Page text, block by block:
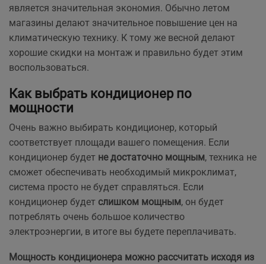
является значительная экономия. Обычно летом
магазины делают значительное повышение цен на
климатическую технику. К тому же весной делают
хорошие скидки на монтаж и правильно будет этим
воспользоваться.
Как выбрать кондиционер по
мощности
Очень важно выбирать кондиционер, который
соответствует площади вашего помещения. Если
кондиционер будет не достаточно мощным, техника не
сможет обеспечивать необходимый микроклимат,
система просто не будет справляться. Если
кондиционер будет слишком мощным, он будет
потреблять очень большое количество
электроэнергии, в итоге вы будете переплачивать.
Мощность кондиционера можно рассчитать исходя из